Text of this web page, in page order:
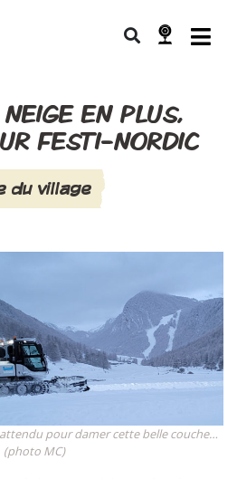
EN PLUS,
FESTI-NORDIC
du village
attendu pour damer cette belle couche…
(photo MC)